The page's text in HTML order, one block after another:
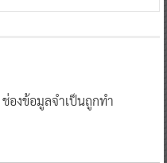
ช่องข้อมูลจำเป็นถูกทำ